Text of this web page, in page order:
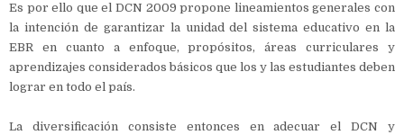
Es por ello que el DCN 2009 propone lineamientos generales con
la intención de garantizar la unidad del sistema educativo en la
EBR en cuanto a enfoque, propósitos, áreas curriculares y
aprendizajes considerados básicos que los y las estudiantes deben
lograr en todo el país.
La diversificación consiste entonces en adecuar el DCN y